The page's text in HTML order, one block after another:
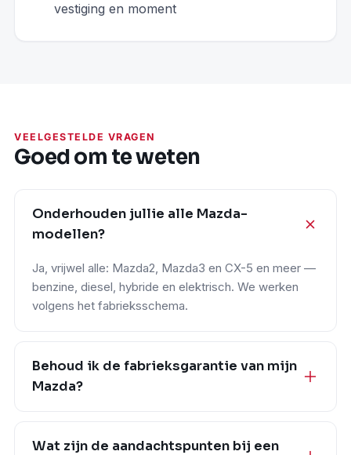
vestiging en moment
VEELGESTELDE VRAGEN
Goed om te weten
Onderhouden jullie alle Mazda-
modellen?
Ja, vrijwel alle: Mazda2, Mazda3 en CX-5 en meer —
benzine, diesel, hybride en elektrisch. We werken
volgens het fabrieksschema.
Behoud ik de fabrieksgarantie van mijn
Mazda?
Wat zijn de aandachtspunten bij een